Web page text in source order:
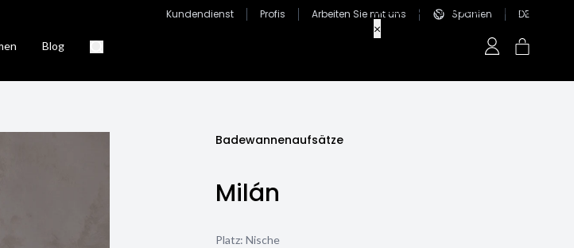
Kundendienst Profis Arbeiten Sie mit uns Spanien DE
Blog
Badewannenaufsätze
Milán
Platz: Nische